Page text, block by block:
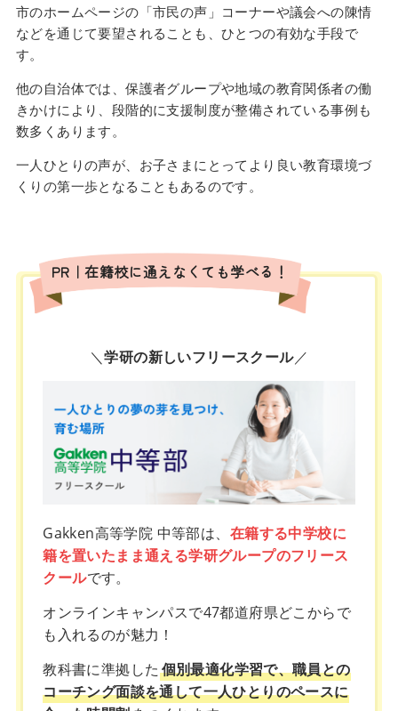
市のホームページの「市民の声」コーナーや議会への陳情
などを通じて要望されることも、ひとつの有効な手段で
す。
他の自治体では、保護者グループや地域の教育関係者の働
きかけにより、段階的に支援制度が整備されている事例も
数多くあります。
一人ひとりの声が、お子さまにとってより良い教育環境づ
くりの第一歩となることもあるのです。
PR｜在籍校に通えなくても学べる！
＼学研の新しいフリースクール／
Gakken高等学院 中等部は、 在籍する中学校に
籍を置いたまま通える学研グループのフリース
クールです。
オンラインキャンパスで47都道府県どこからで
も入れるのが魅力！
教科書に準拠した 個別最適化学習で、職員との
コーチング面談を通して一人ひとりのペースに